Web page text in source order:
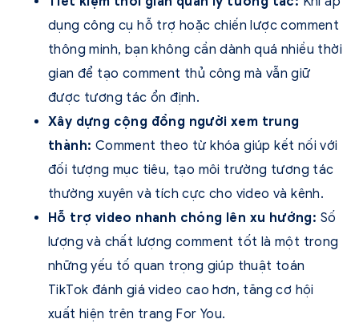
dụng công cụ hỗ trợ hoặc chiến lược comment
thông minh, bạn không cần dành quá nhiều thời
gian để tạo comment thủ công mà vẫn giữ
được tương tác ổn định.
Xây dựng cộng đồng người xem trung
thành: Comment theo từ khóa giúp kết nối với
đối tượng mục tiêu, tạo môi trường tương tác
thường xuyên và tích cực cho video và kênh.
Hỗ trợ video nhanh chóng lên xu hướng: Số
lượng và chất lượng comment tốt là một trong
những yếu tố quan trọng giúp thuật toán
TikTok đánh giá video cao hơn, tăng cơ hội
xuất hiện trên trang For You.